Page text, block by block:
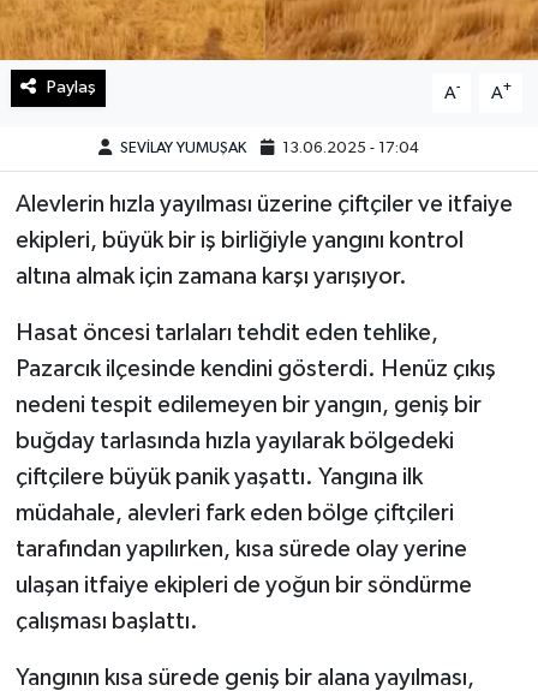
Paylaş A- A+
SEVİLAY YUMUŞAK 13.06.2025 - 17:04
Alevlerin hızla yayılması üzerine çiftçiler ve itfaiye
ekipleri, büyük bir iş birliğiyle yangını kontrol
altına almak için zamana karşı yarışıyor.
Hasat öncesi tarlaları tehdit eden tehlike,
Pazarcık ilçesinde kendini gösterdi. Henüz çıkış
nedeni tespit edilemeyen bir yangın, geniş bir
buğday tarlasında hızla yayılarak bölgedeki
çiftçilere büyük panik yaşattı. Yangına ilk
müdahale, alevleri fark eden bölge çiftçileri
tarafından yapılırken, kısa sürede olay yerine
ulaşan itfaiye ekipleri de yoğun bir söndürme
çalışması başlattı.
Yangının kısa sürede geniş bir alana yayılması,
Resmi İlan
Sağlık
Spor
SürManşet
Teknoloji
KAHRAMANMARAŞ